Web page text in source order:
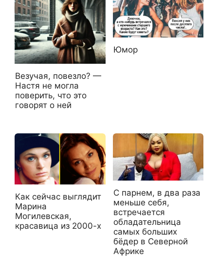
Везучая, повезло? —
Настя не могла
поверить, что это
говорят о ней
Юмор
Как сейчас выглядит
Марина
Могилевская,
красавица из 2000-х
С парнем, в два раза
меньше себя,
встречается
обладательница
самых больших
бёдер в Северной
Африке